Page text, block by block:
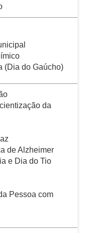
(Dia do Gaúcho)
da
de Alzheimer
e Dia do Tio
Pessoa com